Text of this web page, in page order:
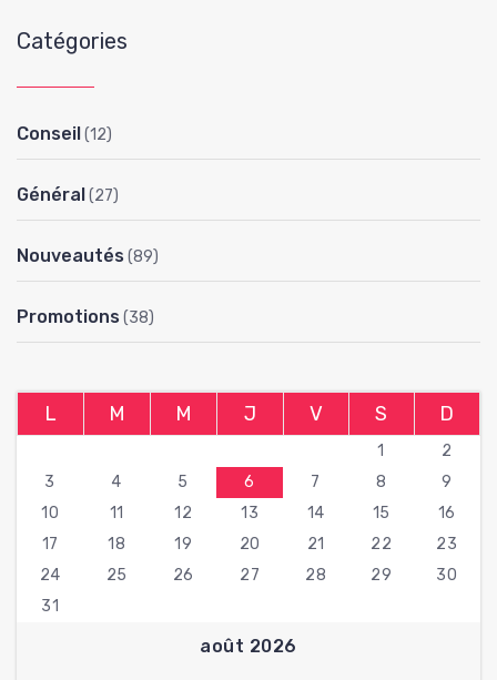
Catégories
Conseil (12)
Général (27)
Nouveautés(89)
Promotions(38)
août 2026
L M M J V S D
1
2
3
4 5 6 7 8
9
10
11 12 13 14 15
16
17
18 19 20 21 22
23
24
25 26 27 28 29
30
31